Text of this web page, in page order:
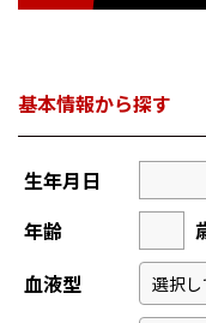
基本情報から探す
生年月日
年齢
血液型